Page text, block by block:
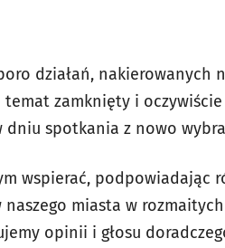
działań,
zamknięty i
dniu spotkania z nowo
wspierać, podpowiadając
miasta w
opinii i głosu